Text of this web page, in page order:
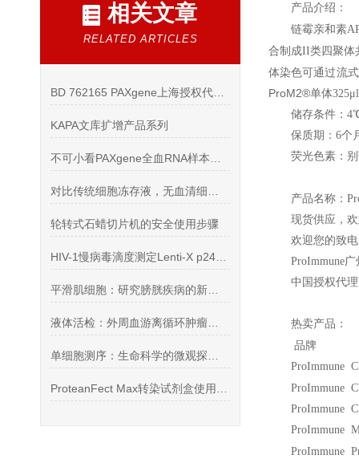
相关文章
RELATED ARTICLES
KAPA文库扩增产品系列
轮转式石蜡切片机的安全使用步骤
产品介绍：
链霉亲和素
合制成II类四聚体
体染色可通过流
ProM2®单体
储存条件：
保质期：6个
荧光色素：
产品名称：
现货供应，
欢迎您的
ProImmune广
中国授权代
热卖产品：
品牌
ProImmune
ProImmune
ProImmune
ProImmune
ProImmune